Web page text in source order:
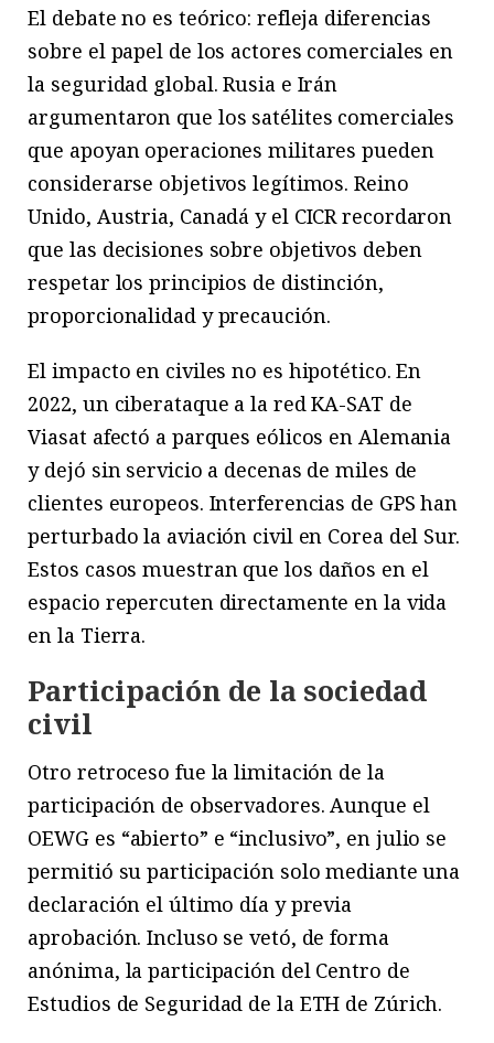
El debate no es teórico: refleja diferencias
sobre el papel de los actores comerciales en
la seguridad global. Rusia e Irán
argumentaron que los satélites comerciales
que apoyan operaciones militares pueden
considerarse objetivos legítimos. Reino
Unido, Austria, Canadá y el CICR recordaron
que las decisiones sobre objetivos deben
respetar los principios de distinción,
proporcionalidad y precaución.
El impacto en civiles no es hipotético. En
2022, un ciberataque a la red KA-SAT de
Viasat afectó a parques eólicos en Alemania
y dejó sin servicio a decenas de miles de
clientes europeos. Interferencias de GPS han
perturbado la aviación civil en Corea del Sur.
Estos casos muestran que los daños en el
espacio repercuten directamente en la vida
en la Tierra.
Participación de la sociedad
civil
Otro retroceso fue la limitación de la
participación de observadores. Aunque el
OEWG es “abierto” e “inclusivo”, en julio se
permitió su participación solo mediante una
declaración el último día y previa
aprobación. Incluso se vetó, de forma
anónima, la participación del Centro de
Estudios de Seguridad de la ETH de Zúrich.